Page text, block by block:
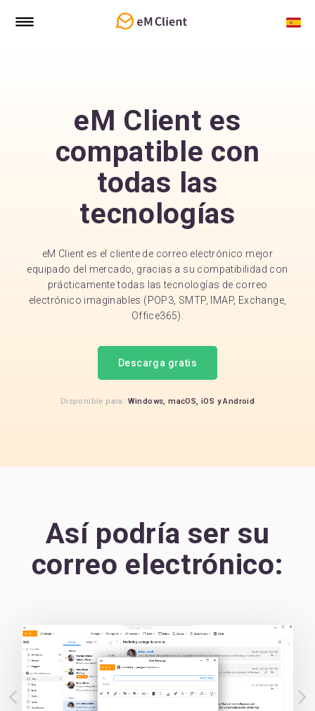
eM Client es
compatible con
todas las
tecnologías
eM Client es el cliente de correo electrónico mejor
equipado del mercado, gracias a su compatibilidad con
prácticamente todas las tecnologías de correo
electrónico imaginables (POP3, SMTP, IMAP, Exchange,
Office365).
Descarga gratis
Disponible para: Windows, macOS, iOS y Android
Así podría ser su
correo electrónico: